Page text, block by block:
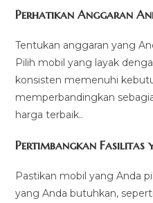
Perhatikan Anggaran
Tentukan anggaran yang
Pilih mobil yang layak
konsisten memenuhi
memperbandingkan
harga terbaik..
Pertimbangkan Fasilitas
Pastikan mobil yang Anda
yang Anda butuhkan,